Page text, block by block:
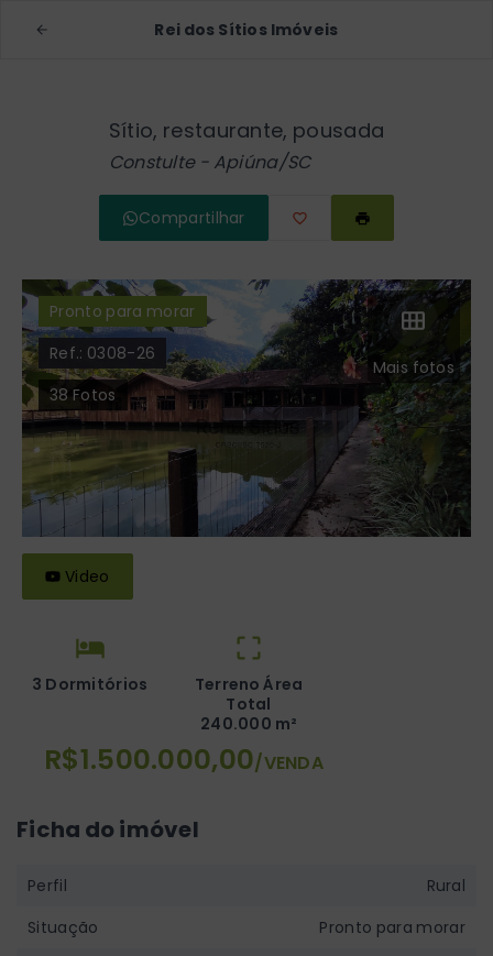
Rei dos Sítios Imóveis
Sítio, restaurante, pousada
Constulte - Apiúna/SC
Compartilhar
Mais fotos
Pronto para morar
Ref.: 0308-26
38 Fotos
Video
3 Dormitórios
Terreno Área
Total
240.000 m²
R$1.500.000,00/VENDA
Ficha do imóvel
Perfil
Rural
Situação
Pronto para morar